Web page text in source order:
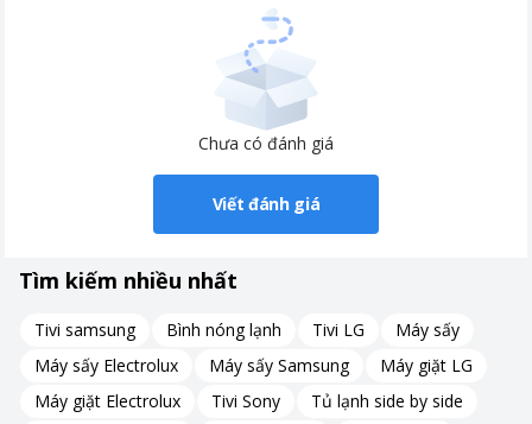
Chưa có đánh giá
Viết đánh giá
Tìm kiếm nhiều nhất
Tivi samsung Bình nóng lạnh Tivi LG
Máy sấy
Máy sấy Electrolux
Máy sấy Samsung
Máy giặt LG
Máy giặt Electrolux
Tivi Sony
Tủ lạnh side by side